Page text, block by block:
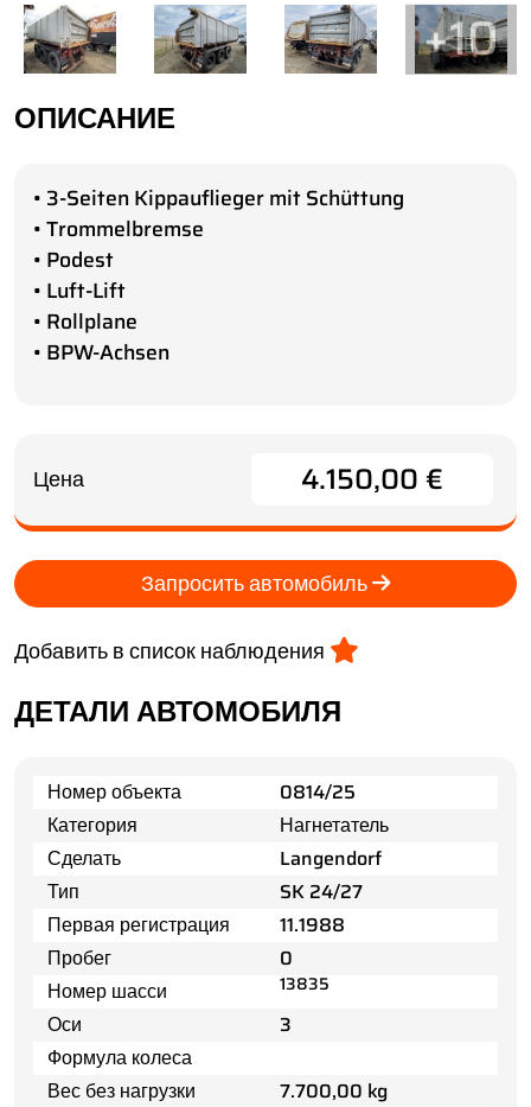
+10
ОПИСАНИЕ
• 3-Seiten Kippauflieger mit Schüttung
• Trommelbremse
• Podest
• Luft-Lift
• Rollplane
• BPW-Achsen
Цена 4.150,00 €
Запросить автомобиль
Добавить в список наблюдения
ДЕТАЛИ АВТОМОБИЛЯ
Номер объекта
0814/25
Категория
Нагнетатель
Сделать
Langendorf
Тип
SK 24/27
Первая регистрация
11.1988
Пробег
0
Номер шасси
13835
Оси
3
Формула колеса
Вес без нагрузки
7.700,00 kg